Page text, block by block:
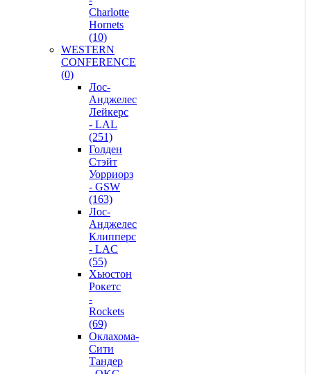
Charlotte
Hornets
(10)
WESTERN
CONFERENCE
(0)
Лос-
Анджелес
Лейкерс
- LAL
(251)
Голден
Стэйт
Уорриорз
- GSW
(163)
Лос-
Анджелес
Клипперс
- LAC
(55)
Хьюстон
Рокетс
-
Rockets
(69)
Оклахома-
Сити
Тандер